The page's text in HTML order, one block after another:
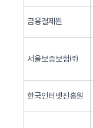
금융결제원
서울보증보험㈜
한국인터넷진흥원